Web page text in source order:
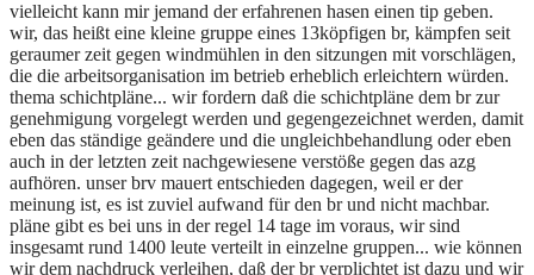
vielleicht kann mir jemand der erfahrenen hasen einen tip geben.
wir, das heißt eine kleine gruppe eines 13köpfigen br, kämpfen seit
geraumer zeit gegen windmühlen in den sitzungen mit vorschlägen,
die die arbeitsorganisation im betrieb erheblich erleichtern würden.
thema schichtpläne... wir fordern daß die schichtpläne dem br zur
genehmigung vorgelegt werden und gegengezeichnet werden, damit
eben das ständige geändere und die ungleichbehandlung oder eben
auch in der letzten zeit nachgewiesene verstöße gegen das azg
aufhören. unser brv mauert entschieden dagegen, weil er der
meinung ist, es ist zuviel aufwand für den br und nicht machbar.
pläne gibt es bei uns in der regel 14 tage im voraus, wir sind
insgesamt rund 1400 leute verteilt in einzelne gruppen... wie können
wir dem nachdruck verleihen, daß der br verplichtet ist dazu und wir